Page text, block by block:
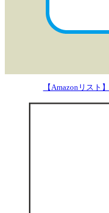
【Amazonリスト】